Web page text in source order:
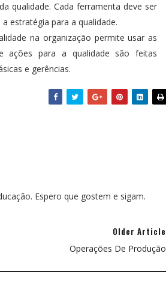
qualidade. Cada ferramenta deve ser
estratégia para a qualidade.
na organização permite usar as
ações para a qualidade são feitas
e gerências.
Espero que gostem e sigam.
Older Article
Operações De Produção